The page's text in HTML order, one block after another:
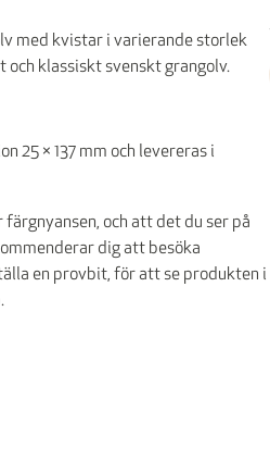
med kvistar i varierande storlek
och klassiskt svenskt grangolv.
25 × 137 mm och levereras i
färgnyansen, och att det du ser på
dig att besöka
en provbit, för att se produkten i